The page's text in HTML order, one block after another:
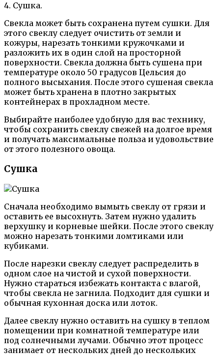
4. Сушка.
Свекла может быть сохранена путем сушки. Для
этого свеклу следует очистить от земли и
кожуры, нарезать тонкими кружочками и
разложить их в один слой на просторной
поверхности. Свекла должна быть сушена при
температуре около 50 градусов Цельсия до
полного высыхания. После этого сушеная свекла
может быть хранена в плотно закрытых
контейнерах в прохладном месте.
Выбирайте наиболее удобную для вас технику,
чтобы сохранить свеклу свежей на долгое время
и получать максимальные польза и удовольствие
от этого полезного овоща.
Сушка
Сначала необходимо вымыть свеклу от грязи и
оставить ее высохнуть. Затем нужно удалить
верхушку и корневые шейки. После этого свеклу
можно нарезать тонкими ломтиками или
кубиками.
После нарезки свеклу следует распределить в
одном слое на чистой и сухой поверхности.
Нужно стараться избежать контакта с влагой,
чтобы свекла не загнила. Подходит для сушки и
обычная кухонная доска или лоток.
Далее свеклу нужно оставить на сушку в теплом
помещении при комнатной температуре или
под солнечными лучами. Обычно этот процесс
занимает от нескольких дней до нескольких